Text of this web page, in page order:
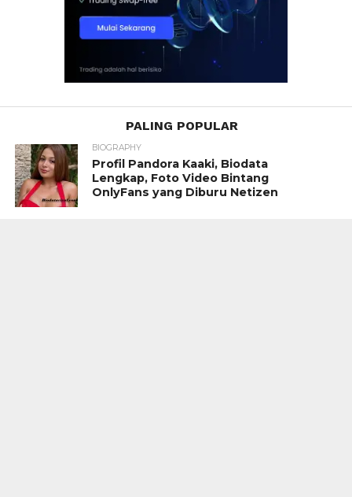
PALING POPULAR
BIOGRAPHY
Profil Pandora Kaaki, Biodata
Lengkap, Foto Video Bintang
OnlyFans yang Diburu Netizen